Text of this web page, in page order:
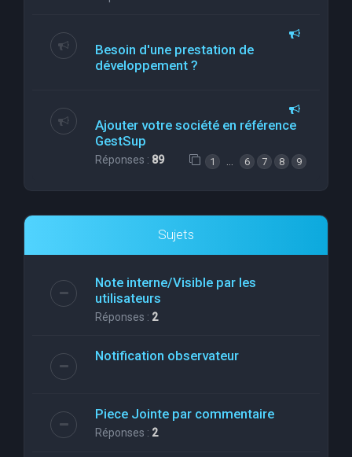
Besoin d'une prestation de
développement ?
Ajouter votre société en référence
GestSup
Réponses : 89 1 6 7 8 9
Sujets
Note interne/Visible par les
utilisateurs
Réponses : 2
Notification observateur
Piece Jointe par commentaire
Réponses : 2